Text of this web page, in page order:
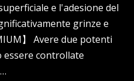
e l'adesione del
grinze e
】 Avere due potenti
essere controllate